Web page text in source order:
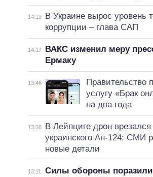
14:19
В Украине вырос уровень
коррупции – глава САП
14:17
ВАКС изменил меру
Ермаку
13:46
Правительство
услугу «Брак
на два года
13:38
В Лейпциге дрон
украинского Ан-124: СМИ
новые детали
13:11
Силы обороны